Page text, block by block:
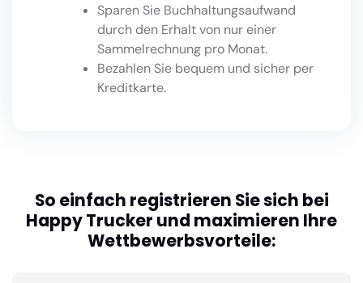
Sparen Sie Buchhaltungsaufwand
durch den Erhalt von nur einer
Sammelrechnung pro Monat.
Bezahlen Sie bequem und sicher per
Kreditkarte.
So einfach registrieren Sie sich bei
Happy Trucker und maximieren Ihre
Wettbewerbsvorteile: